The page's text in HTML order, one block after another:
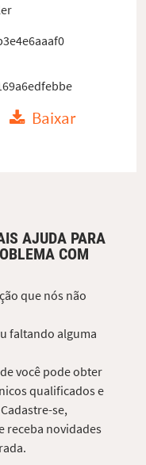
Baixar
AJUDA PARA
COM
que nós não
faltando alguma
você pode obter
qualificados e
se,
receba novidades